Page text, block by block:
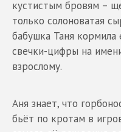
кустистым бровям –
только солоноватая
бабушка Таня
свечки-цифры на
взрослому.
Аня знает, что
бьёт по кротам в